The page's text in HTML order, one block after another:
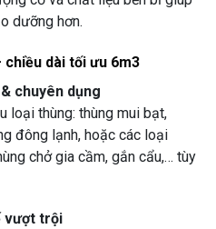
dưỡng hơn.
chiều dài tối ưu 6m3
chuyên dụng
loại thùng: thùng mui bạt,
đông lạnh, hoặc các loại
chở gia cầm, gắn cẩu,… tùy
vượt trội